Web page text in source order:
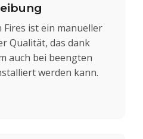
Fires ist ein manueller
Qualität, das dank
auch bei beengten
werden kann.